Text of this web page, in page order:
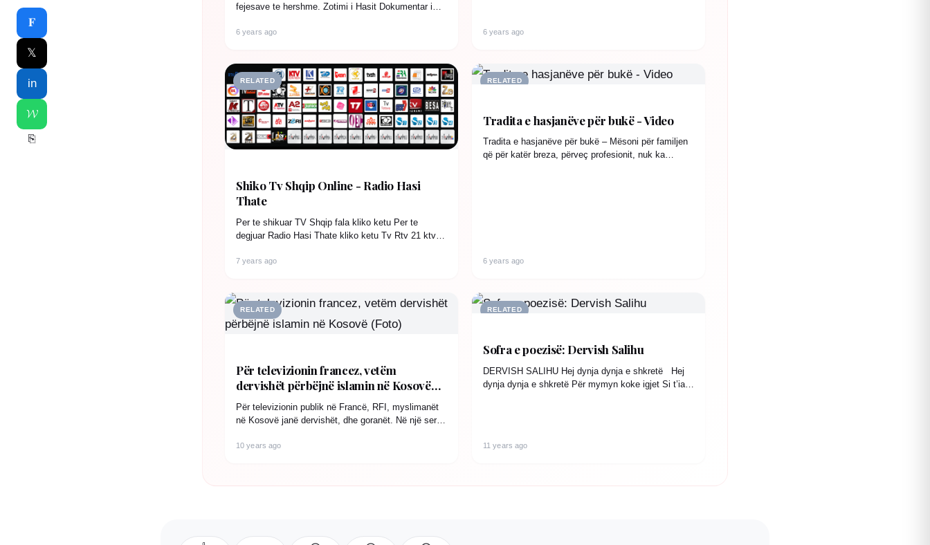
𝐅
𝕏
in
𝓦
⎘
fejesave te hershme. Zotimi i Hasit Dokumentar i
6 years ago 6 years ago
RELATED
Shiko Tv Shqip Online - Radio Hasi
Thate
Per te shikuar TV Shqip fala kliko ketu Per te
degjuar Radio Hasi Thate kliko ketu Tv Rtv 21 ktv…
7 years ago
RELATED
Tradita e hasjanëve për bukë - Video
Tradita e hasjanëve për bukë – Mësoni për familjen
që për katër breza, përveç profesionit, nuk ka
6 years ago
RELATED
Për televizionin francez, vetëm
dervishët përbëjnë islamin në Kosovë
(Foto)
Për televizionin publik në Francë, RFI, myslimanët
në Kosovë janë dervishët, dhe goranët. Në një seri
10 years ago
RELATED
Sofra e poezisë: Dervish Salihu
DERVISH SALIHU Hej dynja dynja e shkretë Hej
dynja dynja e shkretë Për mymyn koke igjet Si t’ia
11 years ago